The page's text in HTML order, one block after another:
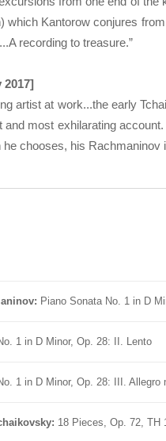
which Kantorow conjures
recording to treasure.”
2017]
artist at work...the early
and most exhilarating
he chooses, his Rachmaninov
Piano Sonata No. 1 in D
1 in D Minor, Op. 28: II. Lento
1 in D Minor, Op. 28: III. Allegro
18 Pieces, Op. 72, TH